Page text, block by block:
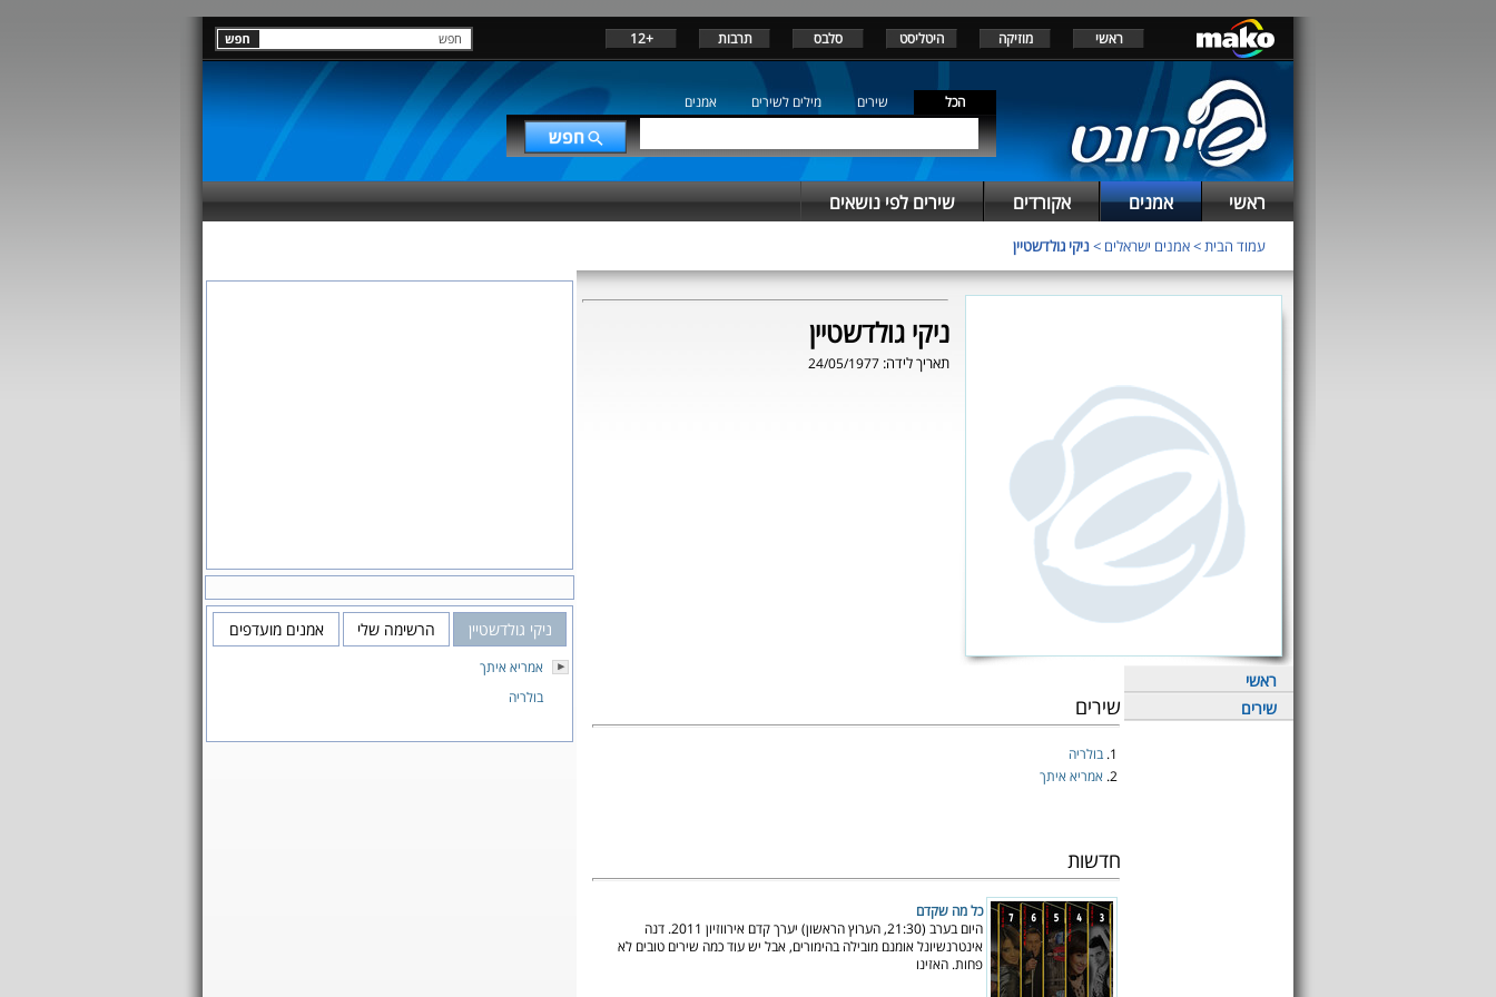
ראשי מוזיקה היטליסט סלבס תרבות +12
הכל שירים מילים לשירים אמנים
ראשי אמנים אקורדים שירים לפי נושאים
עמוד הבית>אמנים ישראלים >ניקי גולדשטיין
ניקי גולדשטיין
תאריך לידה:24/05/1977
ראשי
שירים
שירים
1. בולריה
2. אמריא איתך
חדשות
כל מה שקדם
היום בערב (21:30, הערוץ הראשון) יערך קדם אירווזיון 2011. דנה
אינטרנשיונל אומנם מובילה בהימורים, אבל יש עוד כמה שירים טובים לא
פחות. האזינו
ניקי גולדשטיין הרשימה שלי אמנים מועדפים
אמריא איתך
בולריה